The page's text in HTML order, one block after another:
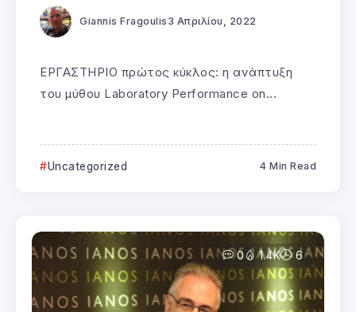
Giannis Fragoulis 3 Απριλίου, 2022
ΕΡΓΑΣΤΗΡΙΟ πρώτος κύκλος: η ανάπτυξη
του μύθου Laboratory Performance on...
Uncategorized 4 Min Read
0 1.4K 6